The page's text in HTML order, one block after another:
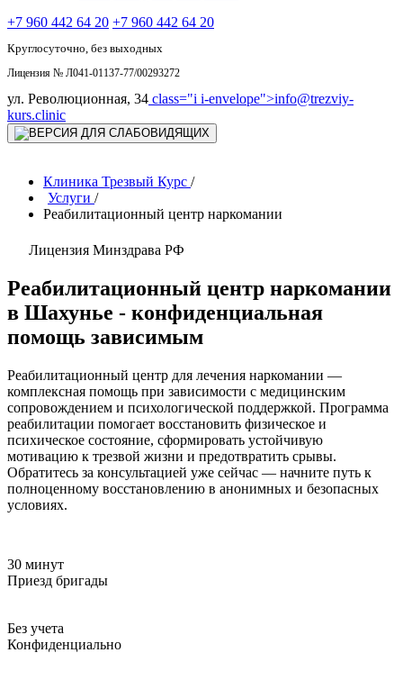
+7 960 442 64 20 +7 960 442 64 20
Круглосуточно, без выходных
Лицензия № Л041-01137-77/00293272
ул. Революционная, 34 class="i i-envelope">info@trezviy-
kurs.clinic
Клиника Трезвый Курс /
Услуги /
Реабилитационный центр наркомании
Лицензия Минздрава РФ
Реабилитационный центр наркомании
в Шахунье - конфиденциальная
помощь зависимым
Реабилитационный центр для лечения наркомании —
комплексная помощь при зависимости с медицинским
сопровождением и психологической поддержкой. Программа
реабилитации помогает восстановить физическое и
психическое состояние, сформировать устойчивую
мотивацию к трезвой жизни и предотвратить срывы.
Обратитесь за консультацией уже сейчас — начните путь к
полноценному восстановлению в анонимных и безопасных
условиях.
30 минут
Приезд бригады
Без учета
Конфиденциально